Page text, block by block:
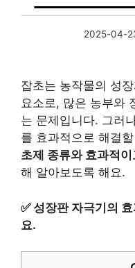
2025-04-
잡초는 농작물의 성
요소로, 많은 농부와
는 문제입니다. 그러
를 효과적으로 해결
초제 종류와 효과적
해 알아보도록 해요.
✅성장판 자극기의
요.